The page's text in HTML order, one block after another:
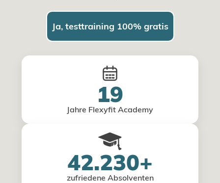
Ja, testtraining 100% gratis
19
Jahre Flexyfit Academy
42.230+
zufriedene Absolventen